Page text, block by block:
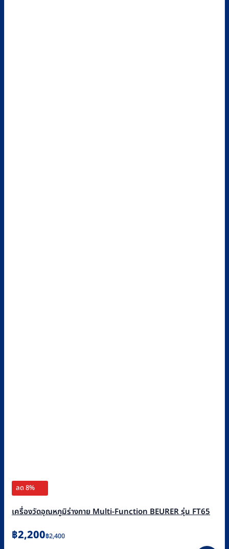
ลด 8%
เครื่องวัดอุณหภูมิร่างกาย Multi-Function BEURER รุ่น FT65
฿2,400
Original
฿2,200
Current